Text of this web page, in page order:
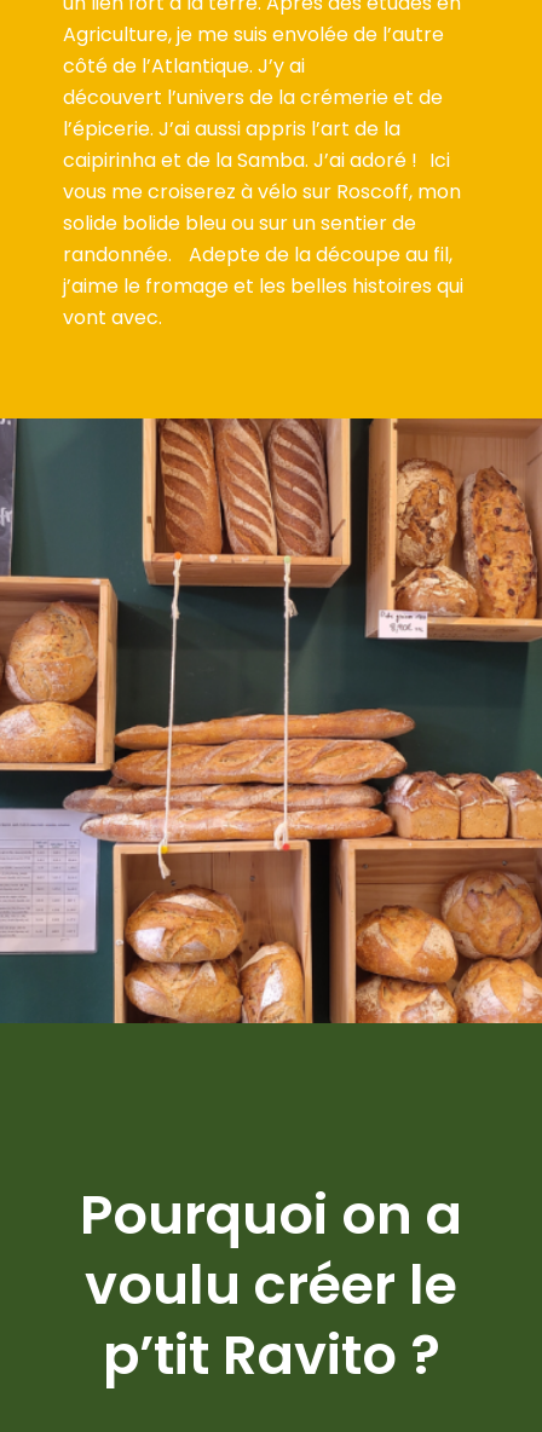
Agriculture, je me suis envolée de l’autre
côté de l’Atlantique. J’y ai
découvert l’univers de la crémerie et de
l’épicerie. J’ai aussi appris l’art de la
caipirinha et de la Samba. J’ai adoré ! Ici
vous me croiserez à vélo sur Roscoff, mon
solide bolide bleu ou sur un sentier de
randonnée. Adepte de la découpe au fil,
j’aime le fromage et les belles histoires qui
vont avec.
Pourquoi on a
voulu créer le
p’tit Ravito ?